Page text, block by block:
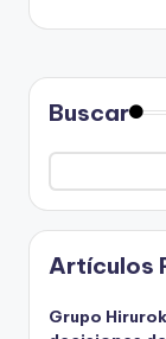
Buscar
Artículos
Grupo